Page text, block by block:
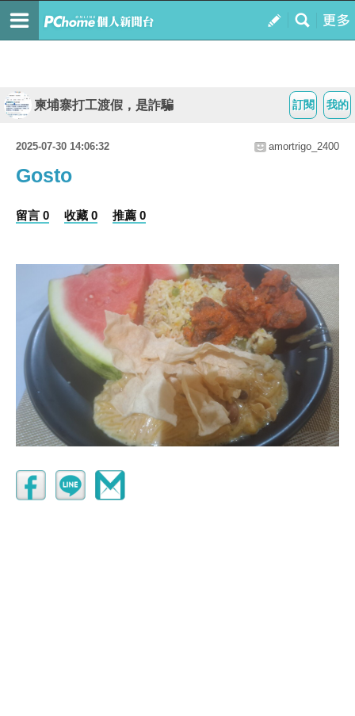
我的
訂閱
柬埔寨打工渡假，是詐騙
2025-07-30 14:06:32 amortrigo_2400
Gosto
留言 0 收藏 0 推薦 0